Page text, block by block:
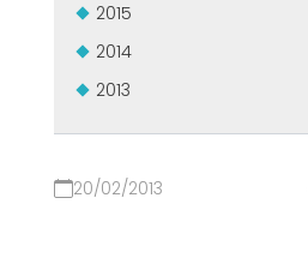
2015
2014
2013
20/02/2013